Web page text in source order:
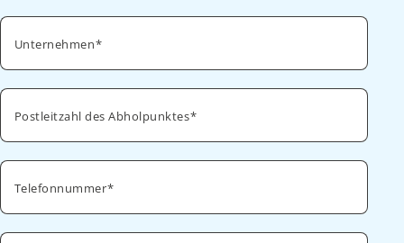
Unternehmen
Postleitzahl des Abholpunktes
Telefonnummer